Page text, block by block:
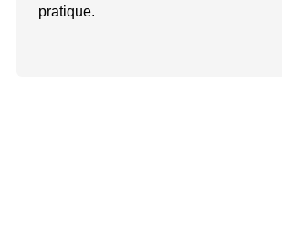
pratique.